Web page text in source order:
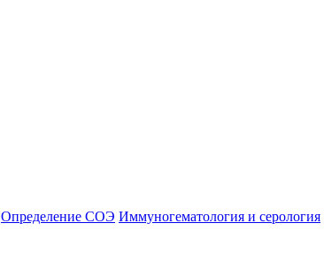
Определение СОЭ Иммуногематология и серология